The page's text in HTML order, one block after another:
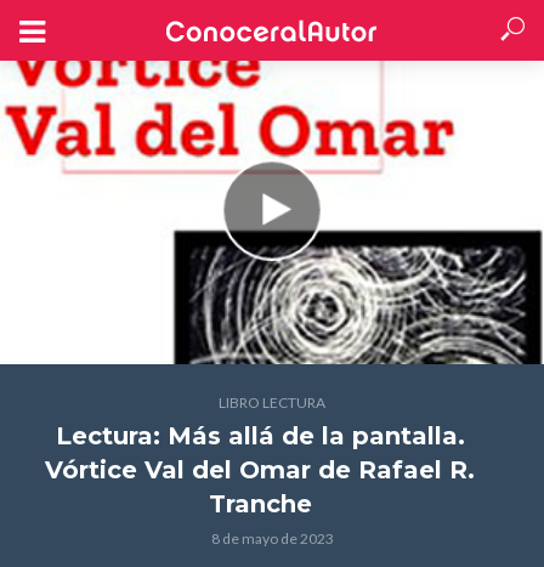
LIBRO LECTURA
Lectura: Más allá de la pantalla.
Vórtice Val del Omar de Rafael R.
Tranche
8 de mayo de 2023